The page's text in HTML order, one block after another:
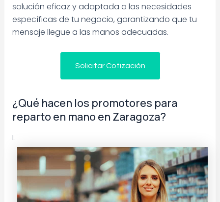
solución eficaz y adaptada a las necesidades
específicas de tu negocio, garantizando que tu
mensaje llegue a las manos adecuadas.
Solicitar Cotización
¿Qué hacen los promotores para
reparto en mano en Zaragoza?
L